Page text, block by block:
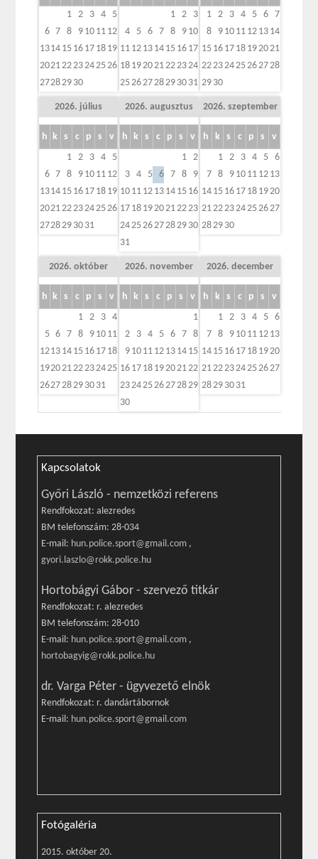
1
2 3 4
5
6 7 8 9 10 11 12
1314 15 16 17 18 19
20212223242526
272829 30
1
2
3
4
5 6 7 8 9 10
11 12 13 14 15 16 17
18 192021222324
2526272829 30 31
1
2 3 4 5 6
7
8
9 10 11 12 13 14
15 16 17 18 192021
22232425262728
29 30
2026. július
h k s c p s
v
1
2 3 4
5
6 7 8 9 10 11 12
1314 15 16 17 18 19
20212223242526
272829 30 31
2026. augusztus
h k s c p s
v
1
2
3
4 5 6 7 8
9
10 11 12 13 14 15 16
17 18 1920212223
242526272829 30
31
2026. szeptember
h k s c p s
v
1
2 3 4 5
6
7
8 9 10 11 12 13
14 15 16 17 18 1920
21222324252627
2829 30
2026. október
h k s c p s
v
1
2 3
4
5 6 7 8 9 10 11
1213 14 15 16 17 18
19202122232425
26272829 30 31
2026. november
h k s c p s
v
1
2
3 4 5 6 7
8
9 10 11 12 13 14 15
16 17 18 19202122
23242526272829
30
2026. december
h k s c p s
v
1
2 3 4 5
6
7
8 9 10 11 12 13
14 15 16 17 18 1920
21222324252627
2829 30 31
Kapcsolatok
Győri László - nemzetközi referens
Rendfokozat: alezredes
BM telefonszám: 28-034
E-mail: hun.police.sport@gmail.com ,
gyori.laszlo@rokk.police.hu
Hortobágyi Gábor - szervező titkár
Rendfokozat: r. alezredes
BM telefonszám: 28-010
E-mail: hun.police.sport@gmail.com ,
hortobagyig@rokk.police.hu
dr. Varga Péter - ügyvezető elnök
Rendfokozat: r. dandártábornok
E-mail: hun.police.sport@gmail.com
Fotógaléria
2015. október 20.